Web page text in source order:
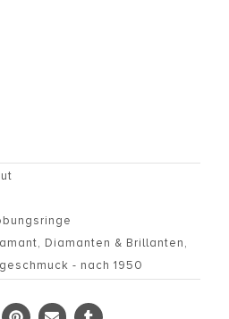
, Diamanten & Brillanten,
- nach 1950